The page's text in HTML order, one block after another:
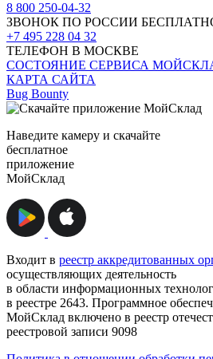
8 800 250-04-32
ЗВОНОК ПО РОССИИ
+7 495 228 04 32
ТЕЛЕФОН В МОСКВЕ
СОСТОЯНИЕ СЕРВИСА
КАРТА САЙТА
Bug Bounty
Наведите камеру и скачайте
бесплатное
приложение
МойСклад
Входит в реестр аккредитованных
осуществляющих деятельность
в области информационных
в реестре 2643. Программное
МойСклад включено в реестр
реестровой записи 9098